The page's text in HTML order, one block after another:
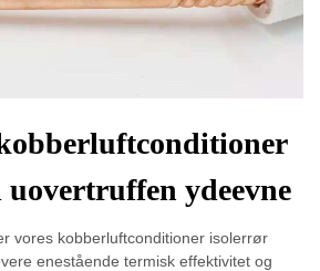
ydeevne
vores kobberluftconditioner isolerrør
enestående termisk effektivitet og